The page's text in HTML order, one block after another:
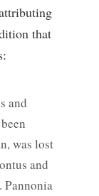
that
and
was lost
and
Pannonia